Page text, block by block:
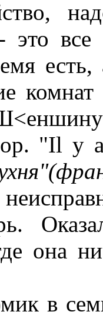
все
"Il y
она
в